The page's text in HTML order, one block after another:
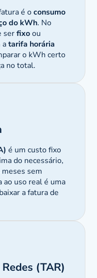
é oconsumo
do kWh. No
serfixoou
atarifa horária
o kWh certo
no total.
é um custo fixo
do necessário,
sem
ao uso real é uma
a fatura de
(TAR)